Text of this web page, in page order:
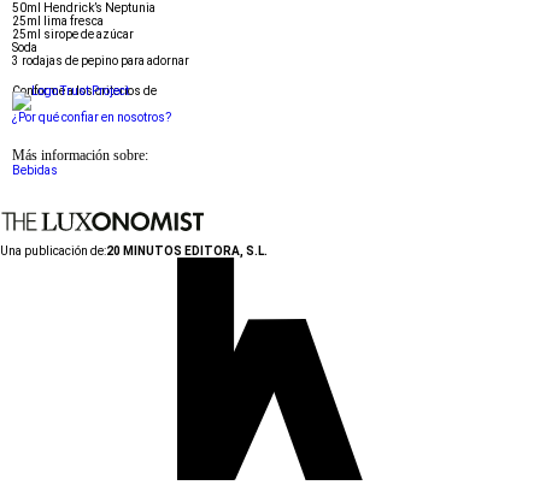
50ml Hendrick’s Neptunia
25ml lima fresca
25ml sirope de azúcar
Soda
3 rodajas de pepino para adornar
Conforme a los criterios de
¿Por qué confiar en nosotros?
Más información sobre:
Bebidas
Una publicación de:20 MINUTOS EDITORA, S.L.